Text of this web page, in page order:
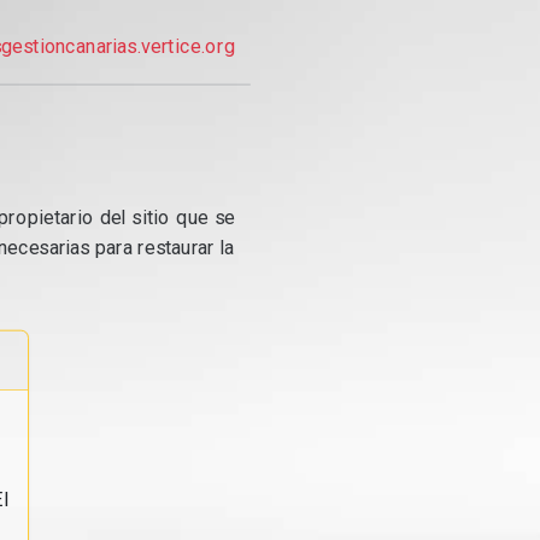
del sitio que se
para restaurar la